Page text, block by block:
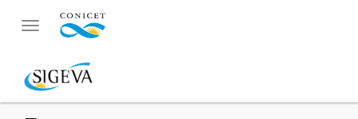
Toggle navigation